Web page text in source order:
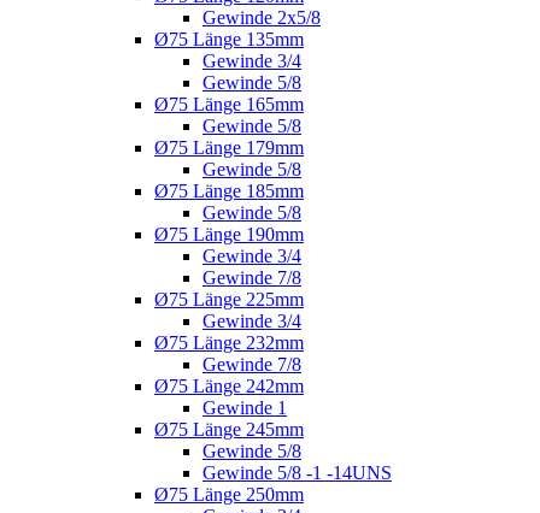
Gewinde 2x5/8
Ø75 Länge 135mm
Gewinde 3/4
Gewinde 5/8
Ø75 Länge 165mm
Gewinde 5/8
Ø75 Länge 179mm
Gewinde 5/8
Ø75 Länge 185mm
Gewinde 5/8
Ø75 Länge 190mm
Gewinde 3/4
Gewinde 7/8
Ø75 Länge 225mm
Gewinde 3/4
Ø75 Länge 232mm
Gewinde 7/8
Ø75 Länge 242mm
Gewinde 1
Ø75 Länge 245mm
Gewinde 5/8
Gewinde 5/8 -1 -14UNS
Ø75 Länge 250mm